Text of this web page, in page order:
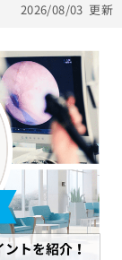
2026/08/03 更新